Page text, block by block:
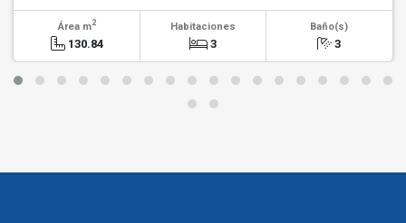
Área m2
130.84
Habitaciones
3
Baño(s)
3